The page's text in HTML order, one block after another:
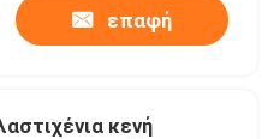
επαφή
κενή